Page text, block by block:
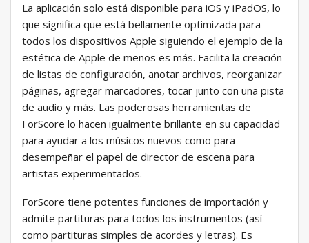
La aplicación solo está disponible para iOS y iPadOS, lo
que significa que está bellamente optimizada para
todos los dispositivos Apple siguiendo el ejemplo de la
estética de Apple de menos es más. Facilita la creación
de listas de configuración, anotar archivos, reorganizar
páginas, agregar marcadores, tocar junto con una pista
de audio y más. Las poderosas herramientas de
ForScore lo hacen igualmente brillante en su capacidad
para ayudar a los músicos nuevos como para
desempeñar el papel de director de escena para
artistas experimentados.
ForScore tiene potentes funciones de importación y
admite partituras para todos los instrumentos (así
como partituras simples de acordes y letras). Es